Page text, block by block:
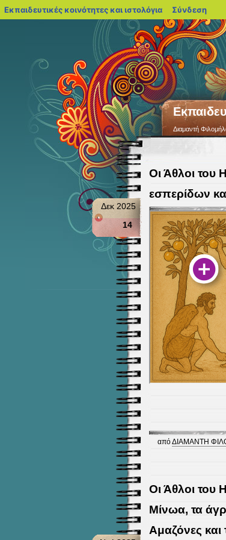
Διαμαντή
Οι Άθλοι του
εσπερίδων
Δεκ 2025
14
απόΔΙΑΜΑΝΤΗ
Οι Άθλοι του
Μίνωα, τα
Αμαζόνες
Εκπαιδευτικές κοινότητες και ιστολόγια Σύνδεση